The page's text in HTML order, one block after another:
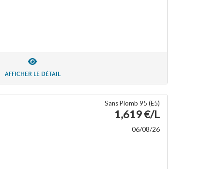
AFFICHER LE DÉTAIL
Sans Plomb 95 (E5)
1,619 €/L
06/08/26